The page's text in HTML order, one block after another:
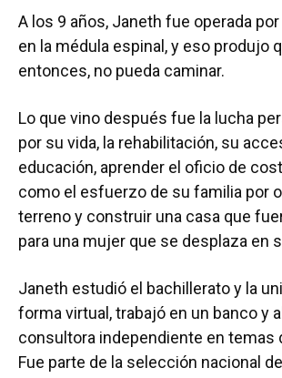
A los 9 años, Janeth fue operada
en la médula espinal, y eso produjo
entonces, no pueda caminar.
Lo que vino después fue la lucha
por su vida, la rehabilitación, su
educación, aprender el oficio de
como el esfuerzo de su familia por
terreno y construir una casa que
para una mujer que se desplaza en
Janeth estudió el bachillerato y la
forma virtual, trabajó en un banco y
consultora independiente en temas
Fue parte de la selección nacional